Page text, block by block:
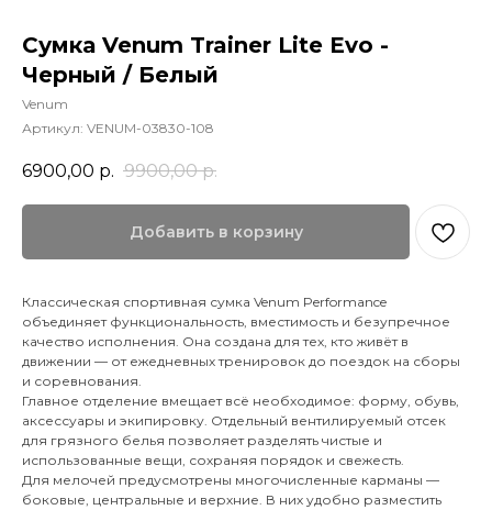
Сумка Venum Trainer Lite Evo -
Черный / Белый
Venum
Артикул: VENUM-03830-108
6900,00 р. 9900,00 р.
Добавить в корзину
Классическая спортивная сумка Venum Performance
объединяет функциональность, вместимость и безупречное
качество исполнения. Она создана для тех, кто живёт в
движении — от ежедневных тренировок до поездок на сборы
и соревнования.
Главное отделение вмещает всё необходимое: форму, обувь,
аксессуары и экипировку. Отдельный вентилируемый отсек
для грязного белья позволяет разделять чистые и
использованные вещи, сохраняя порядок и свежесть.
Для мелочей предусмотрены многочисленные карманы —
боковые, центральные и верхние. В них удобно разместить